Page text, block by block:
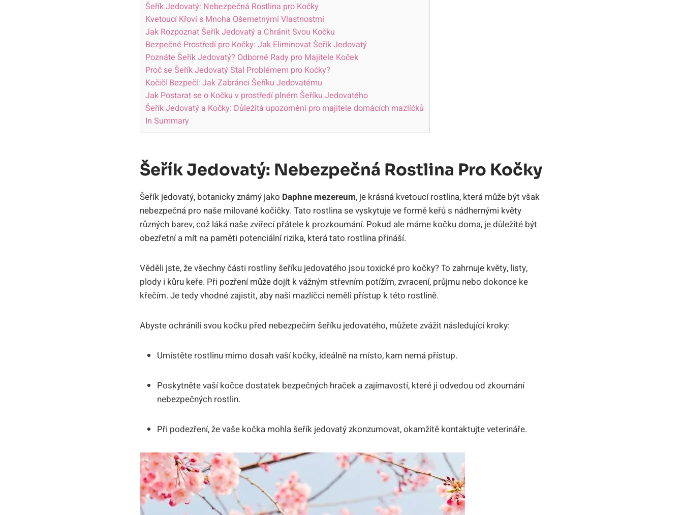
Šeřík Jedovatý: Nebezpečná Rostlina pro Kočky
Kvetoucí Křoví s Mnoha Ošemetnými Vlastnostmi
Jak Rozpoznat Šeřík Jedovatý a Chránit Svou Kočku
Bezpečné Prostředí pro Kočky: Jak Eliminovat Šeřík Jedovatý
Poznáte Šeřík Jedovatý? Odborné Rady pro Majitele Koček
Proč se Šeřík Jedovatý Stal Problémem pro Kočky?
Kočičí Bezpečí: Jak Zabránci Šeříku Jedovatému
Jak Postarat se o Kočku v prostředí plném Šeříku Jedovatého
Šeřík Jedovatý a Kočky: Důležitá upozornění pro majitele domácích mazlíčků
In Summary
Šeřík Jedovatý: Nebezpečná Rostlina Pro Kočky
Šeřík jedovatý, botanicky známý jako Daphne mezereum, je krásná kvetoucí rostlina, která může být však
nebezpečná pro naše milované kočičky. Tato rostlina se vyskytuje ve formě keřů s nádhernými květy
různých barev, což láká naše zvířecí přátele k prozkoumání. Pokud ale máme kočku doma, je důležité být
obezřetní a mít na paměti potenciální rizika, která tato rostlina přináší.
Věděli jste, že všechny části rostliny šeříku jedovatého jsou toxické pro kočky? To zahrnuje květy, listy,
plody i kůru keře. Při pozření může dojít k vážným střevním potížím, zvracení, průjmu nebo dokonce ke
křečím. Je tedy vhodné zajistit, aby naši mazlíčci neměli přístup k této rostlině.
Abyste ochránili svou kočku před nebezpečím šeříku jedovatého, můžete zvážit následující kroky:
Umístěte rostlinu mimo dosah vaší kočky, ideálně na místo, kam nemá přístup.
Poskytněte vaší kočce dostatek bezpečných hraček a zajímavostí, které ji odvedou od zkoumání
nebezpečných rostlin.
Při podezření, že vaše kočka mohla šeřík jedovatý zkonzumovat, okamžitě kontaktujte veterináře.